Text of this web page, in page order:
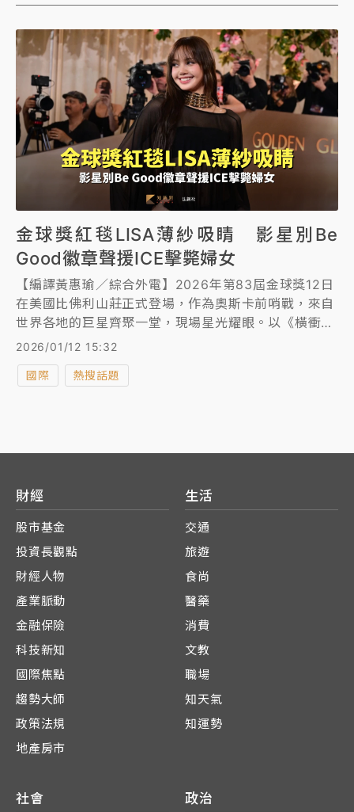
金球獎紅毯LISA薄紗吸睛 影星別Be
Good徽章聲援ICE擊斃婦女
【編譯黃惠瑜／綜合外電】2026年第83屆金球獎12日
在美國比佛利山莊正式登場，作為奧斯卡前哨戰，來自
世界各地的巨星齊聚一堂，現場星光耀眼。以《橫衝直
闖》奪下金球獎音樂及喜劇類最佳男主角寶座的「甜
茶」提摩西夏勒梅（Timothee Chalamet），以一襲
簡約卻不失質感的全黑套裝帥氣現身；而受邀擔任頒獎
2026/01/12 15:32
國際 熱搜話題
財經
股市基金
投資長觀點
財經人物
產業脈動
金融保險
科技新知
國際焦點
趨勢大師
政策法規
地產房市
生活
交通
旅遊
食尚
醫藥
消費
文教
職場
知天氣
知運勢
社會 政治